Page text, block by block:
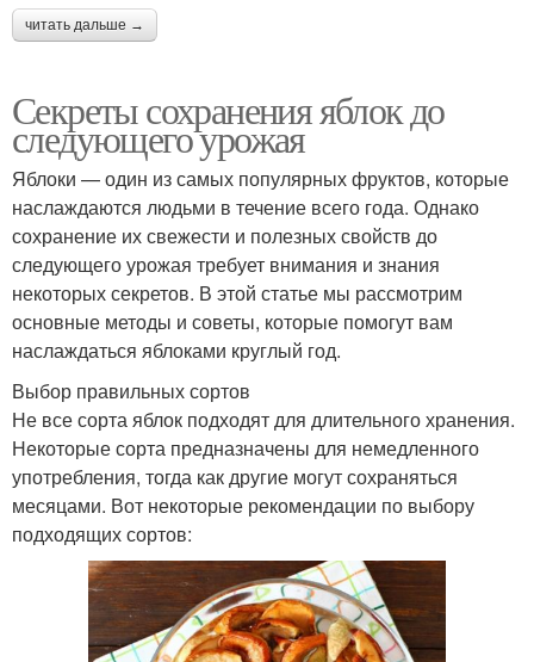
читать дальше →
Секреты сохранения яблок до
следующего урожая
Яблоки — один из самых популярных фруктов, которые
наслаждаются людьми в течение всего года. Однако
сохранение их свежести и полезных свойств до
следующего урожая требует внимания и знания
некоторых секретов. В этой статье мы рассмотрим
основные методы и советы, которые помогут вам
наслаждаться яблоками круглый год.
Выбор правильных сортов
Не все сорта яблок подходят для длительного хранения.
Некоторые сорта предназначены для немедленного
употребления, тогда как другие могут сохраняться
месяцами. Вот некоторые рекомендации по выбору
подходящих сортов: